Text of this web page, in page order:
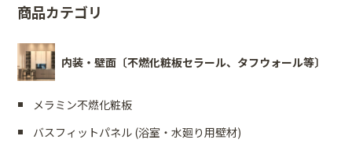
商品カテゴリ
内装・壁面〔不燃化粧板セラール、タフウォール等〕
メラミン不燃化粧板
バスフィットパネル (浴室・水廻り用壁材)